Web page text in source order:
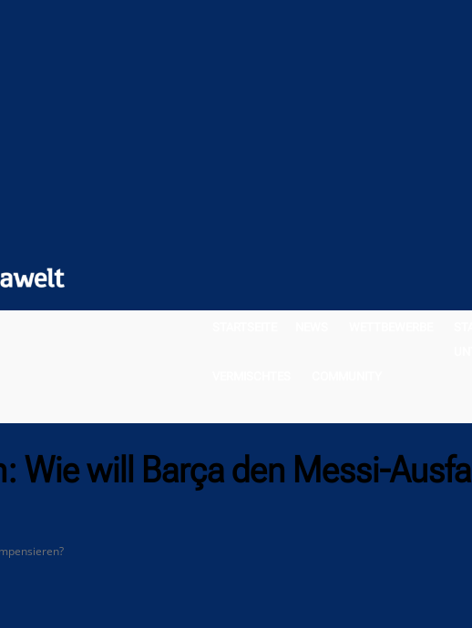
Wie will Barça den Messi-Ausfall